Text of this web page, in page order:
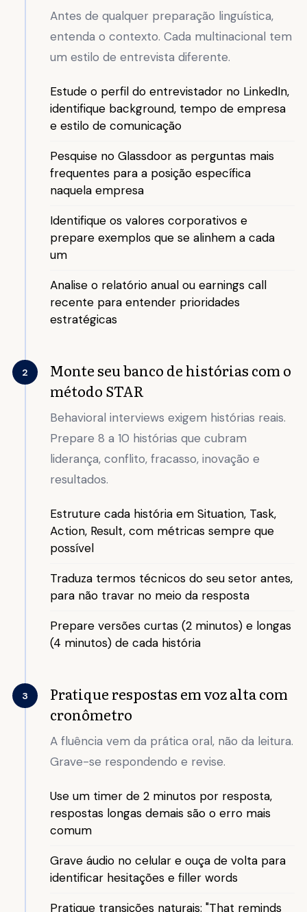
Antes de qualquer preparação linguística,
entenda o contexto. Cada multinacional tem
um estilo de entrevista diferente.
Estude o perfil do entrevistador no LinkedIn,
identifique background, tempo de empresa
e estilo de comunicação
Pesquise no Glassdoor as perguntas mais
frequentes para a posição específica
naquela empresa
Identifique os valores corporativos e
prepare exemplos que se alinhem a cada
um
Analise o relatório anual ou earnings call
recente para entender prioridades
estratégicas
2
Monte seu banco de histórias com o
método STAR
Behavioral interviews exigem histórias reais.
Prepare 8 a 10 histórias que cubram
liderança, conflito, fracasso, inovação e
resultados.
Estruture cada história em Situation, Task,
Action, Result, com métricas sempre que
possível
Traduza termos técnicos do seu setor antes,
para não travar no meio da resposta
Prepare versões curtas (2 minutos) e longas
(4 minutos) de cada história
3
Pratique respostas em voz alta com
cronômetro
A fluência vem da prática oral, não da leitura.
Grave-se respondendo e revise.
Use um timer de 2 minutos por resposta,
respostas longas demais são o erro mais
comum
Grave áudio no celular e ouça de volta para
identificar hesitações e filler words
Pratique transições naturais: "That reminds